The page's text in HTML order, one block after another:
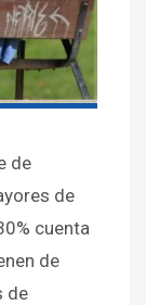
de
de
cuenta
de
de